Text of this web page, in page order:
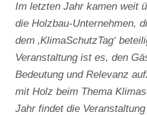
Im letzten Jahr kamen weit
die Holzbau-Unternehmen,
dem ‚KlimaSchutzTag‘
Veranstaltung ist es, den
Bedeutung und Relevanz
mit Holz beim Thema
Jahr findet die